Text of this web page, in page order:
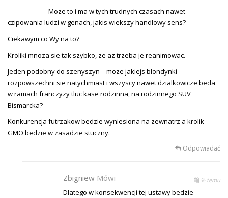
Moze to i ma w tych trudnych czasach nawet
czipowania ludzi w genach, jakis wiekszy handlowy sens?
Ciekawym co Wy na to?
Kroliki mnoza sie tak szybko, ze az trzeba je reanimowac.
Jeden podobny do szenyszyn – moze jakiejs blondynki
rozpowszechni sie natychmiast i wszyscy nawet dzialkowicze beda
w ramach franczyzy tluc kase rodzinna, na rodzinnego SUV
Bismarcka?
Konkurencja futrzakow bedzie wyniesiona na zewnatrz a krolik
GMO bedzie w zasadzie stuczny.
Odpowiadać
Zbigniew Mówi % temu
Dlatego w konsekwencji tej ustawy bedzie